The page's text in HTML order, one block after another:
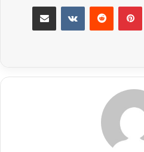
بينتيريست مشاركة عبر البريد